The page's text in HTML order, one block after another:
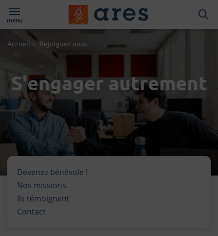
Logo du Groups
menu
Accueil
Page d'accueil du site
< Rejoignez-nous
S'engager autrement
Devenez bénévole !
Nos missions
Ils témoignent
Contact